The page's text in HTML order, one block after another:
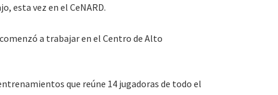
esta vez en el CeNARD.
a trabajar en el Centro de Alto
que reúne 14 jugadoras de todo el